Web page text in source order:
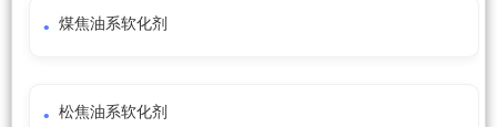
煤焦油系软化剂
松焦油系软化剂